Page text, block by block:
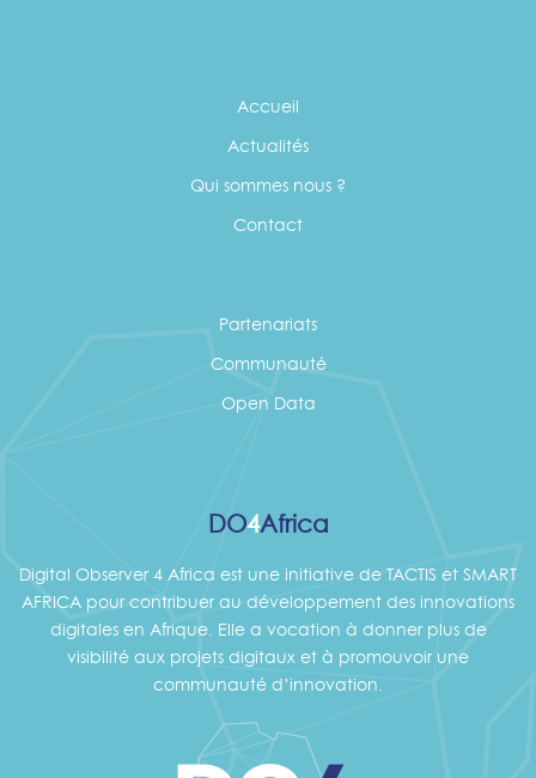
Accueil
Actualités
Qui sommes nous ?
Contact
Partenariats
Communauté
Open Data
DO4Africa
Digital Observer 4 Africa est une initiative de TACTIS et SMART
AFRICA pour contribuer au développement des innovations
digitales en Afrique. Elle a vocation à donner plus de
visibilité aux projets digitaux et à promouvoir une
communauté d’innovation.